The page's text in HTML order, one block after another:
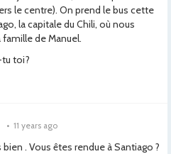
le centre). On prend le bus cette
la capitale du Chili, où nous
de Manuel.
toi?
• 11 years ago
bien . Vous êtes rendue à Santiago ?